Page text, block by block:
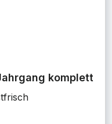
komplett